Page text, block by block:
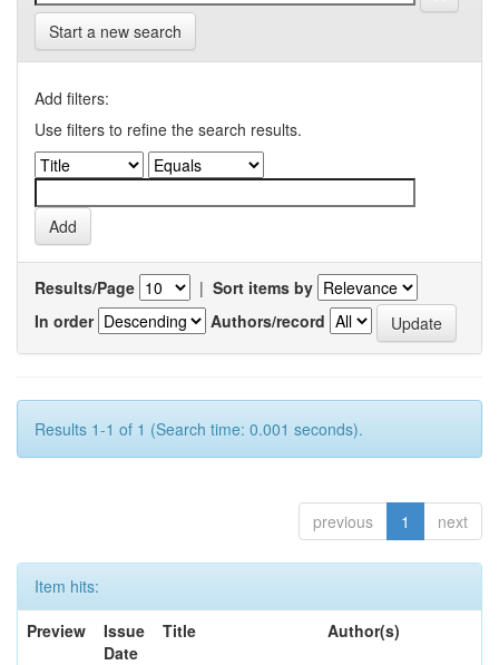
Start a new search
Add filters:
Use filters to refine the search results.
Results/Page | Sort items by
In order
Authors/record
Results 1-1 of 1 (Search time: 0.001 seconds).
previous 1 next
Item hits:
Preview
Issue
Date
Title Author(s)